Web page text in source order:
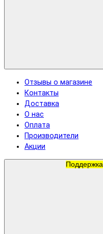
Отзывы о магазине
Контакты
Доставка
О нас
Оплата
Производители
Акции
Поддержка